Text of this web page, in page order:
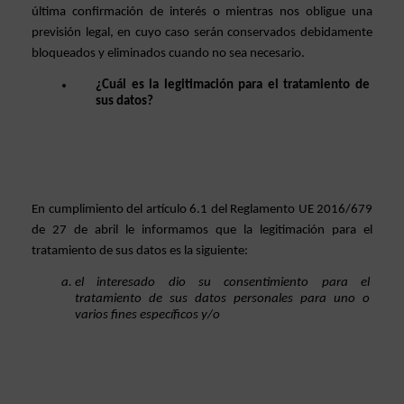
última confirmación de interés o mientras nos obligue una
previsión legal, en cuyo caso serán conservados debidamente
bloqueados y eliminados cuando no sea necesario.
¿Cuál es la legitimación para el tratamiento de
sus datos?
En cumplimiento del artículo 6.1 del Reglamento UE 2016/679
de 27 de abril le informamos que la legitimación para el
tratamiento de sus datos es la siguiente:
el interesado dio su consentimiento para el
tratamiento de sus datos personales para uno o
varios fines específicos y/o